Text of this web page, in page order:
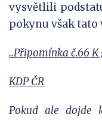
vysvětlili
pokynu však tato
..Připomínka č.66
KDP ČR
Pokud ale dojde